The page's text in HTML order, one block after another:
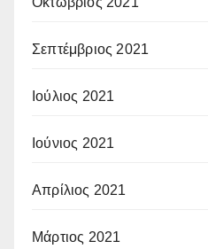
Σεπτέμβριος 2021
Ιούλιος 2021
Ιούνιος 2021
Απρίλιος 2021
Μάρτιος 2021